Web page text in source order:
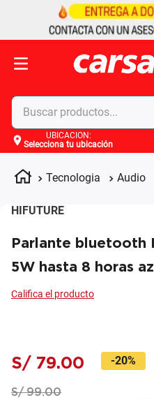
Buscar productos...
UBICACIÓN:
Selecciona tu ubicación
Tecnologia Audio
HIFUTURE
Parlante bluetooth
5W hasta 8 horas
S/ 79.00 -20%
S/ 99.00
Términos más
celulares
4. apple